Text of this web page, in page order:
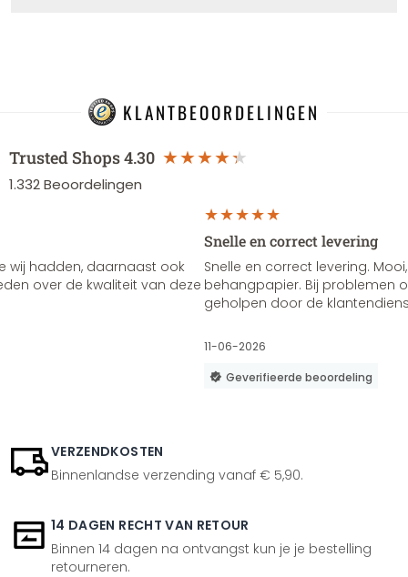
KLANTBEOORDELINGEN
Trusted Shops4.30
1.332Beoordelingen
wij hadden, daarnaast ook
over de kwaliteit van deze
Snelle en correct levering
Snelle en correct levering.
behangpapier. Bij problemen
geholpen door de
11-06-2026
Geverifieerde beoordeling
VERZENDKOSTEN
Binnenlandse verzending vanaf € 5,90.
14 DAGEN RECHT VAN RETOUR
Binnen 14 dagen na ontvangst kun je je bestelling
retourneren.